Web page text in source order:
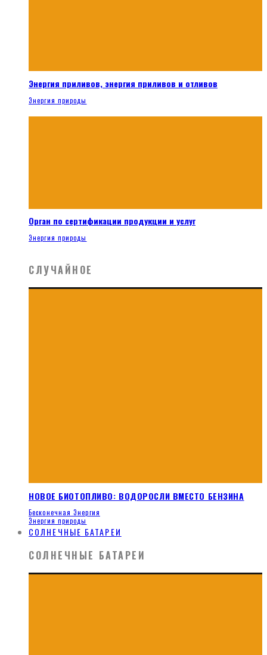
Энергия приливов, энергия приливов и отливов
Энергия природы
Орган по сертификации продукции и услуг
Энергия природы
СЛУЧАЙНОЕ
НОВОЕ БИОТОПЛИВО: ВОДОРОСЛИ ВМЕСТО БЕНЗИНА
Бесконечная Энергия
Энергия природы
СОЛНЕЧНЫЕ БАТАРЕИ
СОЛНЕЧНЫЕ БАТАРЕИ